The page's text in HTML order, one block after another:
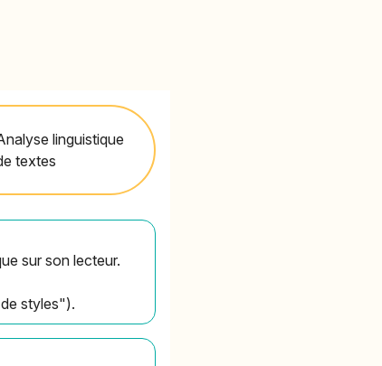
linguistique
textes
sur son lecteur.
styles").